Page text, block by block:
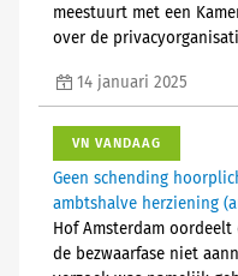
meestuurt met een
over de
14 januari 2025
VN VANDAAG
Geen schending
ambtshalve herziening
Hof Amsterdam
de bezwaarfase niet